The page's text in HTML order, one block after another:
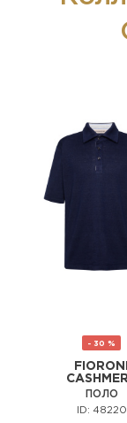
- 30 %
FIORONI
ПОЛО
ID: 48220